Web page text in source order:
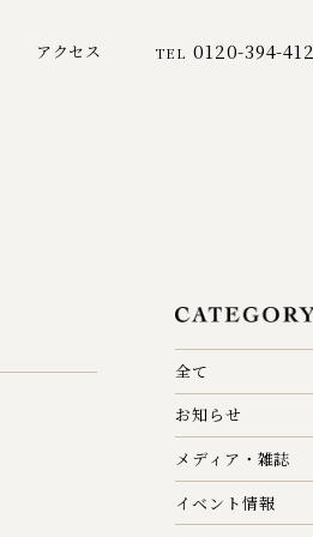
アクセス TEL 0120-394-412
全て
お知らせ
メディア・雑誌
イベント情報